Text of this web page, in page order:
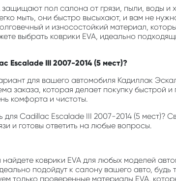
защищают пол салона от грязи, пыли, воды и
мыть, они быстро высыхают, и вам не
и износостойкий материал,
выбрать коврики EVA, идеально
Escalade III 2007-2014 (5 мест)?
для вашего автомобиля Кадиллак
заказа, которая делает покупку быстрой
комфорта и чистоты.
для Cadillac Escalade III 2007-2014 (5
и готовы ответить на любые вопросы.
найдете коврики EVA для любых моделей
подойдут к салону вашего авто,
только проверенные материалы EVA,